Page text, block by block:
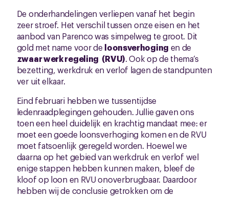
De onderhandelingen verliepen vanaf het begin
zeer stroef. Het verschil tussen onze eisen en het
aanbod van Parenco was simpelweg te groot. Dit
gold met name voor de loonsverhoging en de
zwaar werk regeling (RVU). Ook op de thema’s
bezetting, werkdruk en verlof lagen de standpunten
ver uit elkaar.
Eind februari hebben we tussentijdse
ledenraadplegingen gehouden. Jullie gaven ons
toen een heel duidelijk en krachtig mandaat mee: er
moet een goede loonsverhoging komen en de RVU
moet fatsoenlijk geregeld worden. Hoewel we
daarna op het gebied van werkdruk en verlof wel
enige stappen hebben kunnen maken, bleef de
kloof op loon en RVU onoverbrugbaar. Daardoor
hebben wij de conclusie getrokken om de